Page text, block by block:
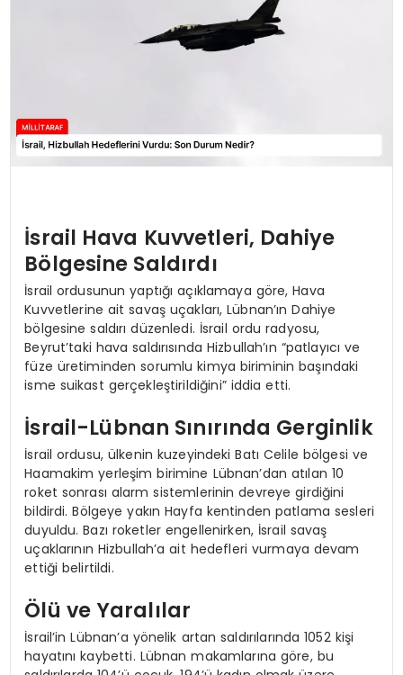
İsrail Hava Kuvvetleri, Dahiye
Bölgesine Saldırdı
İsrail ordusunun yaptığı açıklamaya göre, Hava
Kuvvetlerine ait savaş uçakları, Lübnan’ın Dahiye
bölgesine saldırı düzenledi. İsrail ordu radyosu,
Beyrut’taki hava saldırısında Hizbullah’ın “patlayıcı ve
füze üretiminden sorumlu kimya biriminin başındaki
isme suikast gerçekleştirildiğini” iddia etti.
İsrail-Lübnan Sınırında Gerginlik
İsrail ordusu, ülkenin kuzeyindeki Batı Celile bölgesi ve
Haamakim yerleşim birimine Lübnan’dan atılan 10
roket sonrası alarm sistemlerinin devreye girdiğini
bildirdi. Bölgeye yakın Hayfa kentinden patlama sesleri
duyuldu. Bazı roketler engellenirken, İsrail savaş
uçaklarının Hizbullah’a ait hedefleri vurmaya devam
ettiği belirtildi.
Ölü ve Yaralılar
İsrail’in Lübnan’a yönelik artan saldırılarında 1052 kişi
hayatını kaybetti. Lübnan makamlarına göre, bu